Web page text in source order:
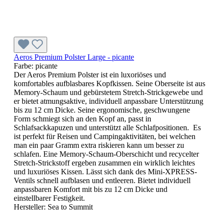
Aeros Premium Polster Large - picante
Farbe: picante
Der Aeros Premium Polster ist ein luxoriöses und
komfortables aufblasbares Kopfkissen. Seine Oberseite ist aus
Memory-Schaum und gebürstetem Stretch-Strickgewebe und
er bietet atmungsaktive, individuell anpassbare Unterstützung
bis zu 12 cm Dicke. Seine ergonomische, geschwungene
Form schmiegt sich an den Kopf an, passt in
Schlafsackkapuzen und unterstützt alle Schlafpositionen. Es
ist perfekt für Reisen und Campingaktivitäten, bei welchen
man ein paar Gramm extra riskieren kann um besser zu
schlafen. Eine Memory-Schaum-Oberschicht und recycelter
Stretch-Strickstoff ergeben zusammen ein wirklich leichtes
und luxuriöses Kissen. Lässt sich dank des Mini-XPRESS-
Ventils schnell aufblasen und entleeren. Bietet individuell
anpassbaren Komfort mit bis zu 12 cm Dicke und
einstellbarer Festigkeit.
Hersteller: Sea to Summit